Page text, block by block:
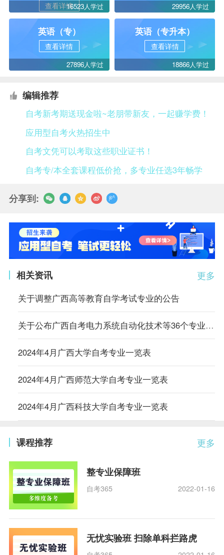
查看详情16523人学过 29956人学过
英语（专）
查看详情
27896人学过
英语（专升本）
查看详情
18866人学过
编辑推荐
自考新考期送现金啦~老朋带新友，一起赚学费！
应用型自考火热招生中
自考文凭可以考取这些职业证书！
自考专/本全套课程低价抢，多专业任选3年畅学
分享到:
更多
相关资讯
关于调整广西高等教育自学考试专业的公告
关于公布广西自考电力系统自动化技术等36个专业停考方案公告
2024年4月广西大学自考专业一览表
2024年4月广西师范大学自考专业一览表
2024年4月广西科技大学自考专业一览表
更多
课程推荐
整专业保障班
自考365 2022-01-16
无忧实验班 扫除单科拦路虎